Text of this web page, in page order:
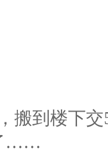
搬到楼下
……